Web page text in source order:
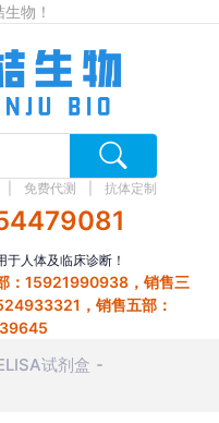
物！
免费代测 抗体定制
人体及临床诊断！
：15921990938，销售三
，销售五部：
试剂盒